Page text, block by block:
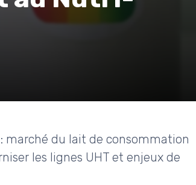
marché du lait de consommation
les lignes UHT et enjeux de